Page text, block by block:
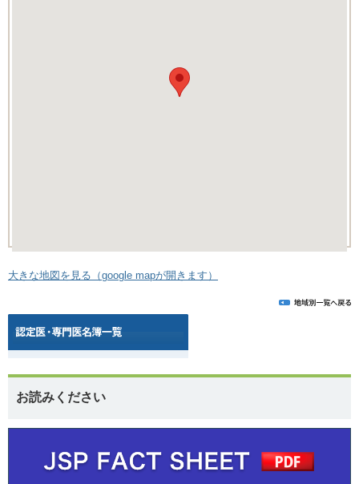
大きな地図を見る（google mapが開きます）
お読みください